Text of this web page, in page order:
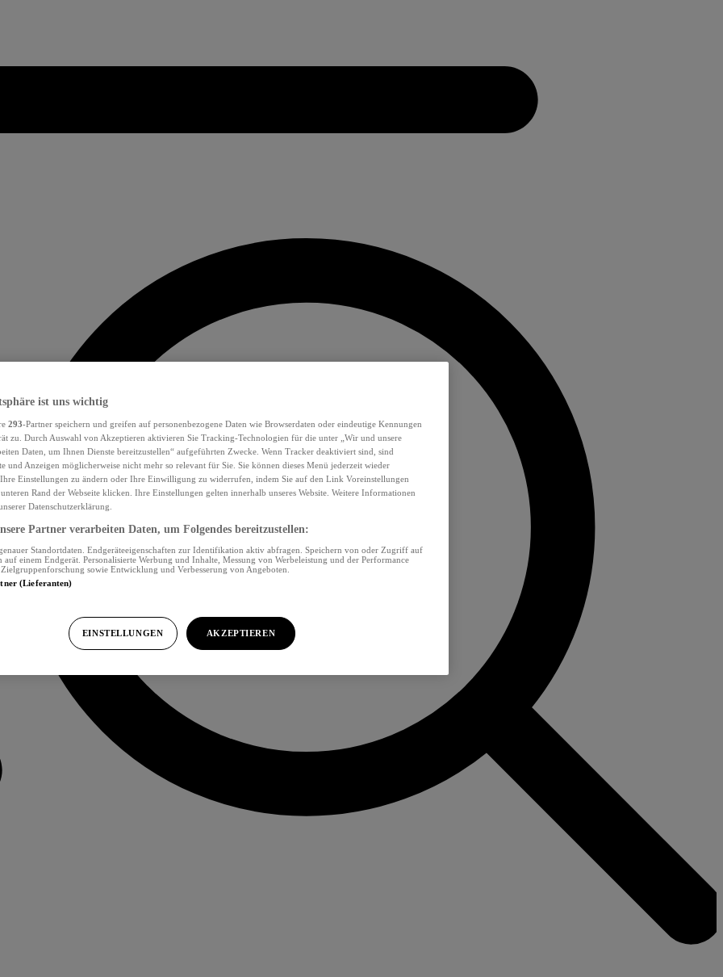
ist uns wichtig
293-Partner speichern und greifen auf personenbezogene Daten wie Browserdaten oder eindeutige Kennungen
zu. Durch Auswahl von Akzeptieren aktivieren Sie Tracking-Technologien für die unter „Wir und unsere
Daten, um Ihnen Dienste bereitzustellen“ aufgeführten Zwecke. Wenn Tracker deaktiviert sind, sind
und Anzeigen möglicherweise nicht mehr so relevant für Sie. Sie können dieses Menü jederzeit wieder
Einstellungen zu ändern oder Ihre Einwilligung zu widerrufen, indem Sie auf den Link Voreinstellungen
Rand der Webseite klicken. Ihre Einstellungen gelten innerhalb unseres Website. Weitere Informationen
Datenschutzerklärung.
Partner verarbeiten Daten, um Folgendes bereitzustellen:
Standortdaten. Endgeräteeigenschaften zur Identifikation aktiv abfragen. Speichern von oder Zugriff auf
einem Endgerät. Personalisierte Werbung und Inhalte, Messung von Werbeleistung und der Performance
sowie Entwicklung und Verbesserung von Angeboten.
(Lieferanten)
EINSTELLUNGEN AKZEPTIEREN